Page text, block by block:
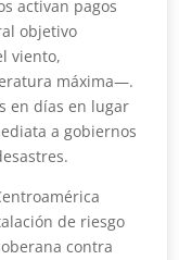
activan pagos
objetivo
viento,
máxima—.
en días en lugar
a gobiernos
de riesgo
contra